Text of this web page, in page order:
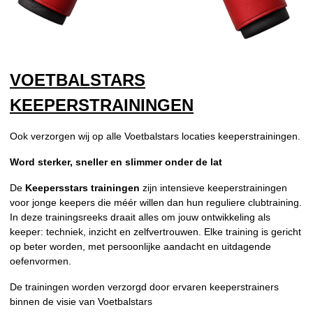
VOETBALSTARS
KEEPERSTRAININGEN
Ook verzorgen wij op alle Voetbalstars locaties keeperstrainingen.
Word sterker, sneller en slimmer onder de lat
De Keepersstars trainingen zijn intensieve keeperstrainingen
voor jonge keepers die méér willen dan hun reguliere clubtraining.
In deze trainingsreeks draait alles om jouw ontwikkeling als
keeper: techniek, inzicht en zelfvertrouwen. Elke training is gericht
op beter worden, met persoonlijke aandacht en uitdagende
oefenvormen.
De trainingen worden verzorgd door ervaren keeperstrainers
binnen de visie van Voetbalstars